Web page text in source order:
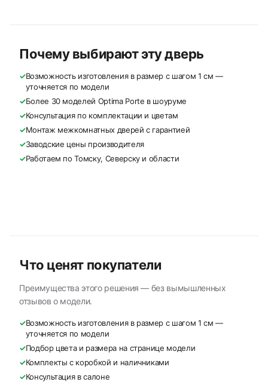
Почему выбирают эту дверь
✓Возможность изготовления в размер с шагом 1 см —
уточняется по модели
✓Более 30 моделей Optima Porte в шоуруме
✓Консультация по комплектации и цветам
✓Монтаж межкомнатных дверей с гарантией
✓Заводские цены производителя
✓Работаем по Томску, Северску и области
Что ценят покупатели
Преимущества этого решения — без вымышленных
отзывов о модели.
✓Возможность изготовления в размер с шагом 1 см —
уточняется по модели
✓Подбор цвета и размера на странице модели
✓Комплекты с коробкой и наличниками
✓Консультация в салоне